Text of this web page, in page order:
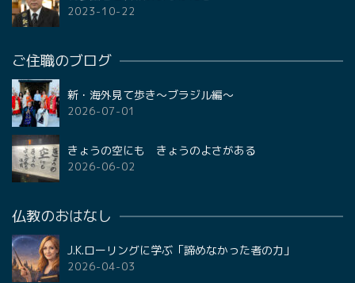
2023-10-22
ご住職のブログ
新・海外見て歩き〜ブラジル編〜
2026-07-01
きょうの空にも きょうのよさがある
2026-06-02
仏教のおはなし
J.K.ローリングに学ぶ「諦めなかった者の力」
2026-04-03